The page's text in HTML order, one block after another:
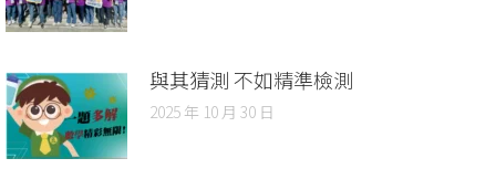
與其猜測 不如精準檢測
2025 年 10 月 30 日